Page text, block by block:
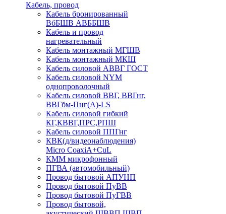
Кабель, провод
Кабель бронированный
ВбБШВ АВББШВ
Кабель и провод
нагревательный
Кабель монтажный МГШВ
Кабель монтажный МКШ
Кабель силовой АВВГ ГОСТ
Кабель силовой NYM
однопроволочный
Кабель силовой ВВГ, ВВГнг,
ВВГбм-Пнг(А)-LS
Кабель силовой гибкий
КГ,КВВГ,ПРС,РПШ
Кабель силовой ППГнг
КВК(д/видеонаблюдения)
Micro CoaxiA+CuL
КММ микрофонный
ПГВА (автомобильный)
Провод бытовой АПУНП
Провод бытовой ПуВВ
Провод бытовой ПуГВВ
Провод бытовой,